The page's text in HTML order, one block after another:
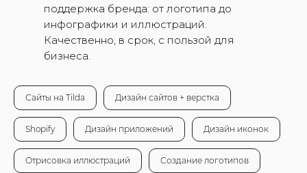
поддержка бренда: от логотипа до
инфографики и иллюстраций.
Качественно, в срок, с пользой для
бизнеса.
Сайты на Tilda Дизайн сайтов + верстка
Shopify Дизайн приложений Дизайн иконок
Отрисовка иллюстраций Создание логотипов